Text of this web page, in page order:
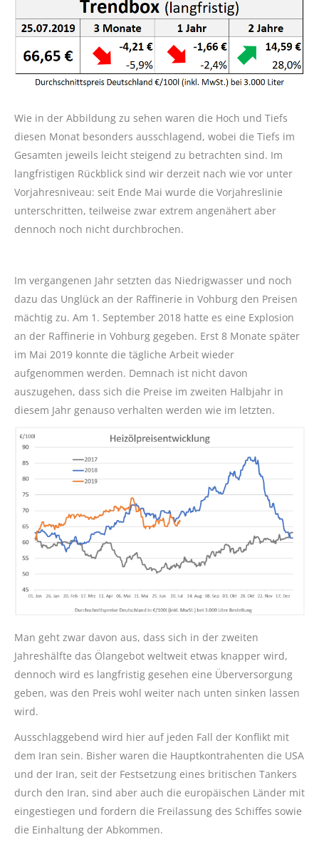
Wie in der Abbildung zu sehen waren die Hoch und Tiefs
diesen Monat besonders ausschlagend, wobei die Tiefs im
Gesamten jeweils leicht steigend zu betrachten sind. Im
langfristigen Rückblick sind wir derzeit nach wie vor unter
Vorjahresniveau: seit Ende Mai wurde die Vorjahreslinie
unterschritten, teilweise zwar extrem angenähert aber
dennoch noch nicht durchbrochen.
Im vergangenen Jahr setzten das Niedrigwasser und noch
dazu das Unglück an der Raffinerie in Vohburg den Preisen
mächtig zu. Am 1. September 2018 hatte es eine Explosion
an der Raffinerie in Vohburg gegeben. Erst 8 Monate später
im Mai 2019 konnte die tägliche Arbeit wieder
aufgenommen werden. Demnach ist nicht davon
auszugehen, dass sich die Preise im zweiten Halbjahr in
diesem Jahr genauso verhalten werden wie im letzten.
Man geht zwar davon aus, dass sich in der zweiten
Jahreshälfte das Ölangebot weltweit etwas knapper wird,
dennoch wird es langfristig gesehen eine Überversorgung
geben, was den Preis wohl weiter nach unten sinken lassen
wird.
Ausschlaggebend wird hier auf jeden Fall der Konflikt mit
dem Iran sein. Bisher waren die Hauptkontrahenten die USA
und der Iran, seit der Festsetzung eines britischen Tankers
durch den Iran, sind aber auch die europäischen Länder mit
eingestiegen und fordern die Freilassung des Schiffes sowie
die Einhaltung der Abkommen.